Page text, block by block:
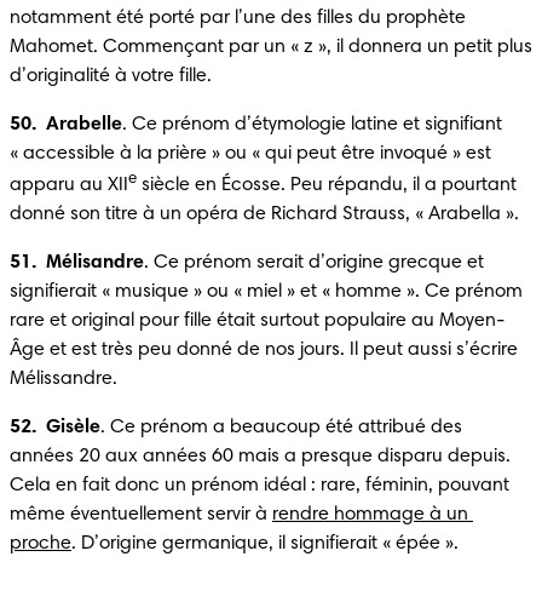
notamment été porté par l’une des filles du prophète
Mahomet. Commençant par un « z », il donnera un petit plus
d’originalité à votre fille.
50.  Arabelle. Ce prénom d’étymologie latine et signifiant
« accessible à la prière » ou « qui peut être invoqué » est
apparu au XII e siècle en Écosse. Peu répandu, il a pourtant
donné son titre à un opéra de Richard Strauss, « Arabella ».
51.  Mélisandre. Ce prénom serait d’origine grecque et
signifierait « musique » ou « miel » et « homme ». Ce prénom
rare et original pour fille était surtout populaire au Moyen-
Âge et est très peu donné de nos jours. Il peut aussi s’écrire
Mélissandre.
52.  Gisèle. Ce prénom a beaucoup été attribué des
années 20 aux années 60 mais a presque disparu depuis.
Cela en fait donc un prénom idéal : rare, féminin, pouvant
même éventuellement servir à rendre hommage à un
proche. D’origine germanique, il signifierait « épée ».